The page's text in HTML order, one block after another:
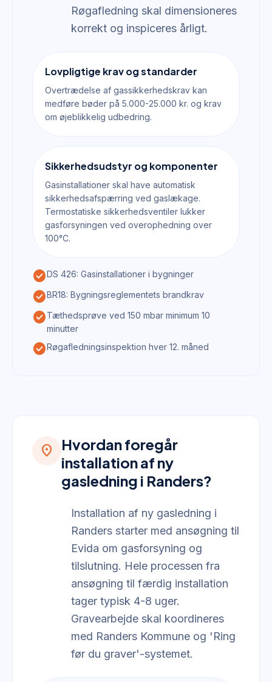
Røgafledning skal dimensioneres
korrekt og inspiceres årligt.
Lovpligtige krav og standarder
Overtrædelse af gassikkerhedskrav kan
medføre bøder på 5.000-25.000 kr. og krav
om øjeblikkelig udbedring.
Sikkerhedsudstyr og komponenter
Gasinstallationer skal have automatisk
sikkerhedsafspærring ved gaslækage.
Termostatiske sikkerhedsventiler lukker
gasforsyningen ved overophedning over
100°C.
check_circleDS 426: Gasinstallationer i bygninger
check_circleBR18: Bygningsreglementets brandkrav
check_circleTæthedsprøve ved 150 mbar minimum 10
minutter
check_circleRøgafledningsinspektion hver 12. måned
location_on
Hvordan foregår
installation af ny
gasledning i Randers?
Installation af ny gasledning i
Randers starter med ansøgning til
Evida om gasforsyning og
tilslutning. Hele processen fra
ansøgning til færdig installation
tager typisk 4-8 uger.
Gravearbejde skal koordineres
med Randers Kommune og 'Ring
før du graver'-systemet.